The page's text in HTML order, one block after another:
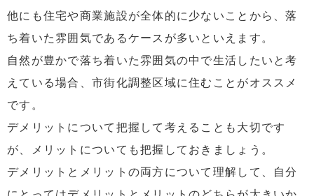
他にも住宅や商業施設が全体的に少ないことから、落
ち着いた雰囲気であるケースが多いといえます。
自然が豊かで落ち着いた雰囲気の中で生活したいと考
えている場合、市街化調整区域に住むことがオススメ
です。
デメリットについて把握して考えることも大切です
が、メリットについても把握しておきましょう。
デメリットとメリットの両方について理解して、自分